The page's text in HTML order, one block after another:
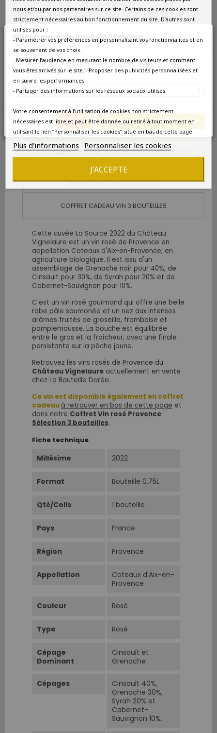
Sélectionnez le pays de livraison
Nos prix et les frais peuvent varier en fonction du
pays/de la région de livraison.
France métropolitaine
Annuler Enregistrer les modifications
Quantité

Livraison en 24h en France et 48h-72h en Europe -
CONTENU DU PACK
CHÂTEAU VIGNELAURE COTEAUX-D'AIX-EN-
PROVENCE LA SOURCE ROSÉ 2022
DOMAINE FONTCHÊNE LÉON IGP ALPILLES ROSÉ 2022
CHÂTEAU D'ESCLANS CÔTES-DE-PROVENCE
WHISPERING ANGEL ROSÉ 2025
COFFRET CADEAU VIN 3 BOUTEILLES
Cette cuvée La Source 2022 du Château
Vignelaure est un vin rosé de Provence en
appellation Coteaux d'Aix-en-Provence, en
agriculture biologique. Il est issu d'un
assemblage de Grenache noir pour 40%, de
Cinsault pour 30%, de Syrah pour 20% et de
Cabernet-Sauvignon pour 10%.
C'est un vin rosé gourmand qui offre une belle
robe pâle saumonée et un nez aux intenses
arômes fruités de groseille, framboise et
pamplemousse. La bouche est équilibrée
entre le gras et la fraîcheur, avec une finale
persistante sur la pêche jaune.
Retrouvez les vins rosés de Provence du
Château Vignelaure actuellement en vente
chez La Bouteille Dorée.
Ce vin est disponible également en coffret
cadeau à retrouver en bas de cette page et
dans notre Coffret Vin rosé Provence
Sélection 3 bouteilles.
Fiche technique
Millésime 2022
Format Bouteille 0.75L
Qté/Colis 1 bouteille
Pays France
Région Provence
Appellation
Coteaux d'Aix-en-
Provence
Couleur Rosé
Type Rosé
Cépage
Dominant
Cinsault et
Grenache
Cépages
Cinsault 40%,
Grenache 30%,
Syrah 20% et
Cabernet-
Sauvignon 10%.
nous et/ou par nos partenaires sur ce site. Certains de ces cookies sont
strictement nécessaires au bon fonctionnement du site. D’autres sont
utilisés pour :
- Paramétrer vos préférences en personnalisant vos fonctionnalités et en
se souvenant de vos choix.
- Mesurer l’audience en mesurant le nombre de visiteurs et comment
vous êtes arrivés sur le site. - Proposer des publicités personnalisées et
en suivre les performances.
- Partager des informations sur les réseaux sociaux utilisés.
Votre consentement à l’utilisation de cookies non strictement
nécessaires est libre et peut être donnée ou retiré à tout moment en
utilisant le lien “Personnaliser les cookies” situé en bas de cette page.
Plus d'informations Personnaliser les cookies
J'ACCEPTE